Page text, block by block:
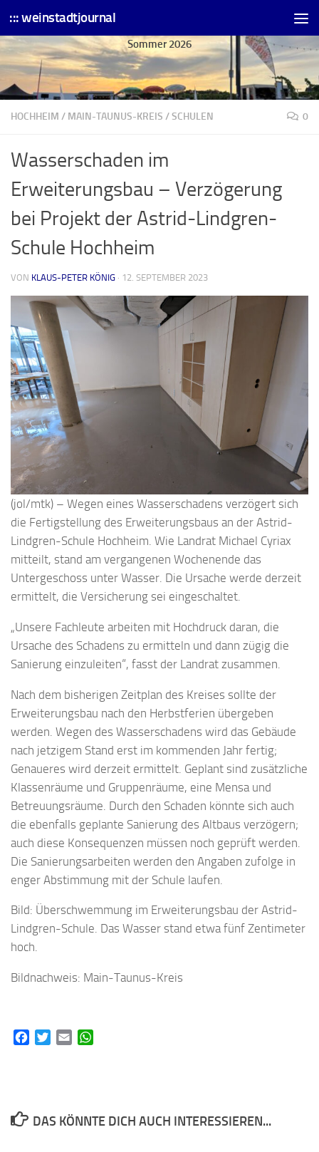
Skip to content
::: weinstadtjournal
Sommer 2026
HOCHHEIM / MAIN-TAUNUS-KREIS /SCHULEN 0
Wasserschaden im
Erweiterungsbau – Verzögerung
bei Projekt der Astrid-Lindgren-
Schule Hochheim
VON KLAUS-PETER KÖNIG · 12. SEPTEMBER 2023
(jol/mtk) – Wegen eines Wasserschadens verzögert sich
die Fertigstellung des Erweiterungsbaus an der Astrid-
Lindgren-Schule Hochheim. Wie Landrat Michael Cyriax
mitteilt, stand am vergangenen Wochenende das
Untergeschoss unter Wasser. Die Ursache werde derzeit
ermittelt, die Versicherung sei eingeschaltet.
„Unsere Fachleute arbeiten mit Hochdruck daran, die
Ursache des Schadens zu ermitteln und dann zügig die
Sanierung einzuleiten“, fasst der Landrat zusammen.
Nach dem bisherigen Zeitplan des Kreises sollte der
Erweiterungsbau nach den Herbstferien übergeben
werden. Wegen des Wasserschadens wird das Gebäude
nach jetzigem Stand erst im kommenden Jahr fertig;
Genaueres wird derzeit ermittelt. Geplant sind zusätzliche
Klassenräume und Gruppenräume, eine Mensa und
Betreuungsräume. Durch den Schaden könnte sich auch
die ebenfalls geplante Sanierung des Altbaus verzögern;
auch diese Konsequenzen müssen noch geprüft werden.
Die Sanierungsarbeiten werden den Angaben zufolge in
enger Abstimmung mit der Schule laufen.
Bild: Überschwemmung im Erweiterungsbau der Astrid-
Lindgren-Schule. Das Wasser stand etwa fünf Zentimeter
hoch.
Bildnachweis: Main-Taunus-Kreis
FacebookTwitterEmail
DAS KÖNNTE DICH AUCH INTERESSIEREN...